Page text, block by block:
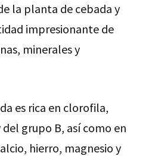
la planta de cebada y
impresionante de
minerales y
es rica en clorofila,
del grupo B, así como en
hierro, magnesio y